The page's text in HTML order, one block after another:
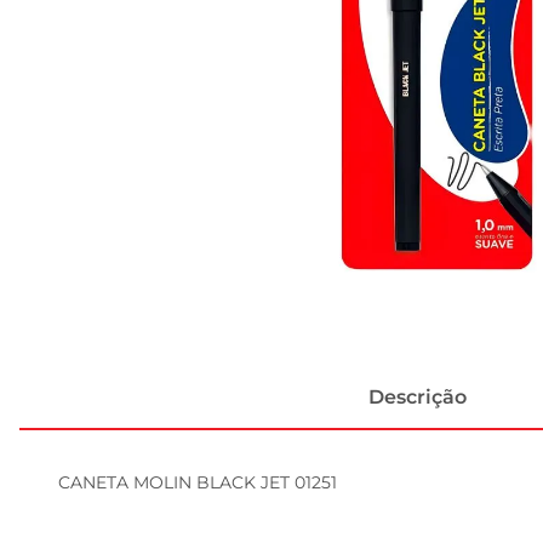
Descrição
CANETA MOLIN BLACK JET 01251